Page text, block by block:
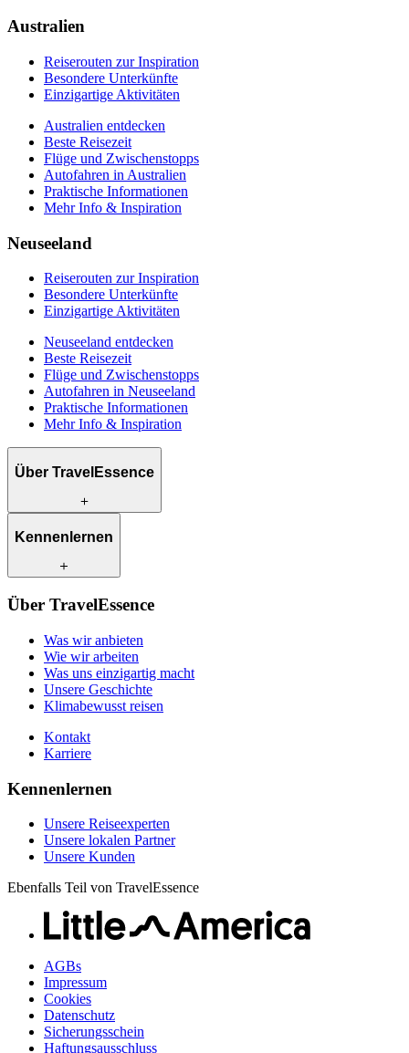
Praktische Informationen
Australien
Reiserouten zur Inspiration
Besondere Unterkünfte
Einzigartige Aktivitäten
Australien entdecken
Beste Reisezeit
Flüge und Zwischenstopps
Autofahren in Australien
Praktische Informationen
Mehr Info & Inspiration
Neuseeland
Reiserouten zur Inspiration
Besondere Unterkünfte
Einzigartige Aktivitäten
Neuseeland entdecken
Beste Reisezeit
Flüge und Zwischenstopps
Autofahren in Neuseeland
Praktische Informationen
Mehr Info & Inspiration
Über TravelEssence
Was wir anbieten
Was uns einzigartig macht
Klimabewusst reisen
Kontakt
Karriere
Kennenlernen
Unsere Reiseexperten
Unsere Kunden
Über TravelEssence
Was wir anbieten
Wie wir arbeiten
Was uns einzigartig macht
Unsere Geschichte
Klimabewusst reisen
Kontakt
Karriere
Kennenlernen
Unsere Reiseexperten
Unsere lokalen Partner
Unsere Kunden
Ebenfalls Teil von TravelEssence
AGBs
Impressum
Cookies
Datenschutz
Sicherungsschein
Haftungsausschluss